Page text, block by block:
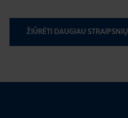
ŽIŪRĖTI DAUGIAU STRAIPSNIŲ